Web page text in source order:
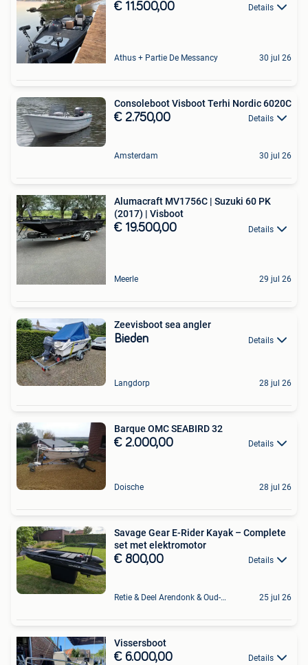
€ 11.500,00 Details
Athus + Partie De Messancy 30 jul 26
Consoleboot Visboot Terhi Nordic 6020C
€ 2.750,00 Details
Amsterdam 30 jul 26
Alumacraft MV1756C | Suzuki 60 PK
(2017) | Visboot
€ 19.500,00 Details
Meerle 29 jul 26
Zeevisboot sea angler
Bieden Details
Langdorp 28 jul 26
Barque OMC SEABIRD 32
€ 2.000,00 Details
Doische 28 jul 26
Savage Gear E-Rider Kayak – Complete
set met elektromotor
€ 800,00 Details
Retie & Deel Arendonk & Oud-Turnhout 25 jul 26
Vissersboot
€ 6.000,00 Details